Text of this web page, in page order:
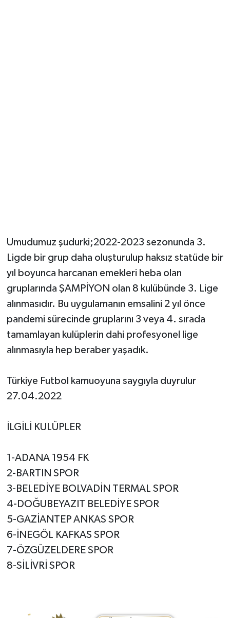
Umudumuz şudurki;2022-2023 sezonunda 3.
Ligde bir grup daha oluşturulup haksız statüde bir
yıl boyunca harcanan emekleri heba olan
gruplarında ŞAMPİYON olan 8 kulübünde 3. Lige
alınmasıdır. Bu uygulamanın emsalini 2 yıl önce
pandemi sürecinde gruplarını 3 veya 4. sırada
tamamlayan kulüplerin dahi profesyonel lige
alınmasıyla hep beraber yaşadık.
Türkiye Futbol kamuoyuna saygıyla duyrulur
27.04.2022
İLGİLİ KULÜPLER
1-ADANA 1954 FK
2-BARTIN SPOR
3-BELEDİYE BOLVADİN TERMAL SPOR
4-DOĞUBEYAZIT BELEDİYE SPOR
5-GAZİANTEP ANKAS SPOR
6-İNEGÖL KAFKAS SPOR
7-ÖZGÜZELDERE SPOR
8-SİLİVRİ SPOR